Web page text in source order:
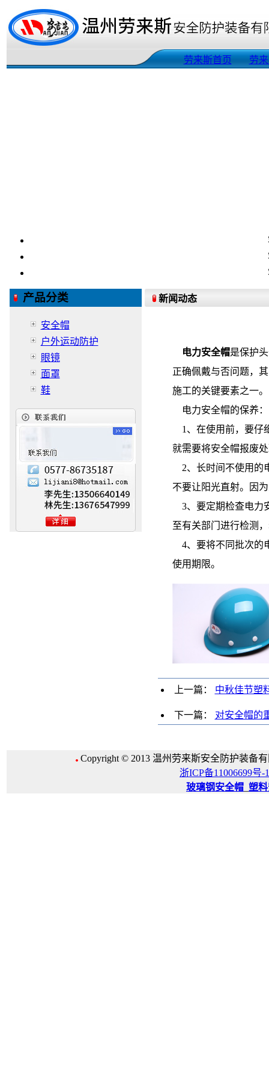
劳来斯首页 劳
产品分类
安全帽
户外运动防护
眼镜
面罩
鞋
新闻动态
电力安全帽是保护
正确佩戴与否问题，
施工的关键要素之一。
电力安全帽的保养：
1、在使用前，要仔
就需要将安全帽报废
2、长时间不使用的
不要让阳光直射。因
3、要定期检查电力
至有关部门进行检测
4、要将不同批次的
使用期限。
上一篇： 中秋佳节塑
下一篇： 对安全帽的
Copyright © 2013 温州劳来斯安全防护装备
浙ICP备11006699号-1
玻璃钢安全帽 塑